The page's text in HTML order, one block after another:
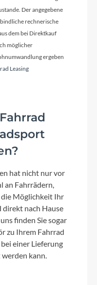
narrow Q-factor
Der angegebene
rechnerische
dem bei Direktkauf
möglicher
ergeben
Leasing
hat nicht nur vor
an Fahrrädern,
Möglichkeit Ihr
direkt nach Hause
finden Sie sogar
zu Ihrem Fahrrad
einer Lieferung
kann.